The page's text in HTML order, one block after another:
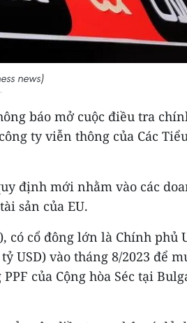
news)
báo mở cuộc điều tra
ty viễn thông của Các
định mới nhằm vào các
sản của EU.
có cổ đông lớn là Chính phủ
USD) vào tháng 8/2023 để
của Cộng hòa Séc tại